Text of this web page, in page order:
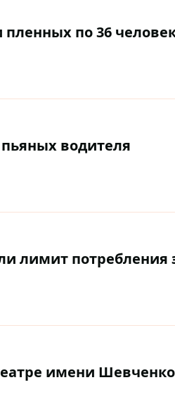
по 36
водителя
лимит потребления
имени Шевченко